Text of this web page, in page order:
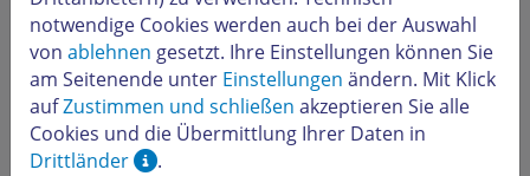
notwendige Cookies werden auch bei der Auswahl
von ablehnen gesetzt. Ihre Einstellungen können Sie
am Seitenende unter Einstellungen ändern. Mit Klick
aufZustimmen und schließen akzeptieren Sie alle
Cookies und die Übermittlung Ihrer Daten in
Drittländer
.